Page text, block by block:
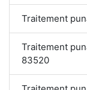
Traitement
Traitement
83520